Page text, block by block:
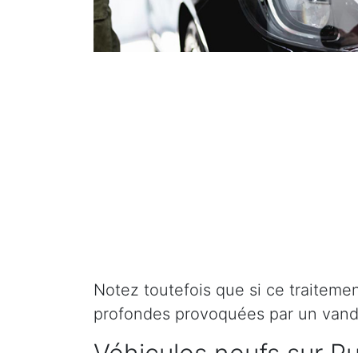
Notez toutefois que si ce
profondes provoquées par un